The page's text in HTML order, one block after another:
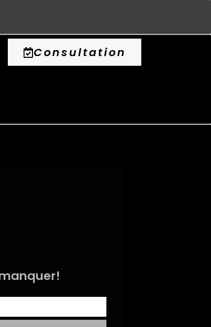
Consultation